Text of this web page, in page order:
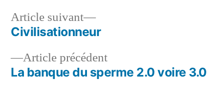
Navigation
de
l’article
Article précédentArticle
précédent :
La banque du sperme 2.0 voire 3.0
Article suivant
Article
suivant :
Civilisationneur